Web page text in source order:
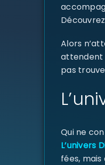
Alors
attendent
pas
Qui ne
L’univers
fées,